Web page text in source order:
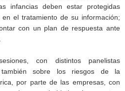
infancias deben estar protegidas
el tratamiento de su información;
con un plan de respuesta ante
con distintos panelistas
también sobre los riesgos de la
por parte de las empresas, con